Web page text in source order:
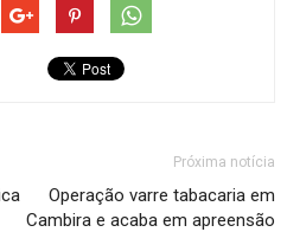
Próxima notícia
Operação varre tabacaria em
Cambira e acaba em apreensão